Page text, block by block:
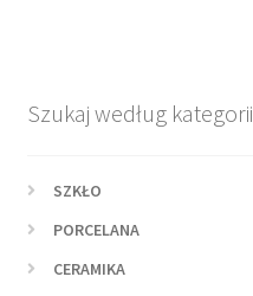
Szukaj według kategorii
SZKŁO
PORCELANA
CERAMIKA